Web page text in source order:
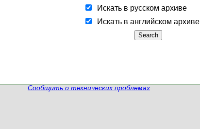
Искать в русском архиве
Искать в английском архиве
Сообщить о технических проблемах